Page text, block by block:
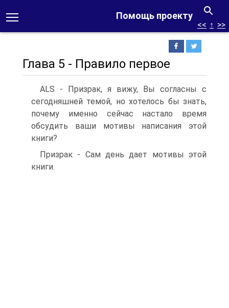
Помощь проекту
<< ↑ >>
Глава 5 - Правило первое
ALS - Призрак, я вижу, Вы согласны с
сегодняшней темой, но хотелось бы знать,
почему именно сейчас настало время
обсудить ваши мотивы написания этой
книги?
Призрак - Сам день дает мотивы этой
книги.